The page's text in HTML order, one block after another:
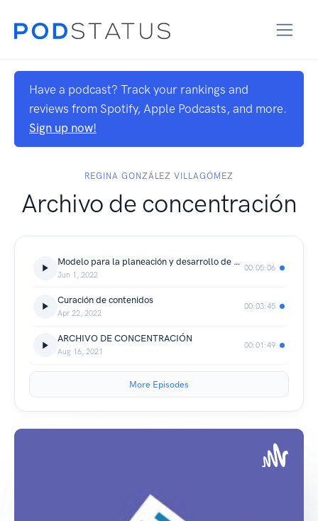
Have a podcast? Track your rankings and
reviews from Spotify, Apple Podcasts, and more.
Sign up now!
REGINA GONZÁLEZ VILLAGÓMEZ
Archivo de concentración
Modelo para la planeación y desarrollo de exposiciones, curaduria de contenidos
Jun 1, 2022
00:05:06
Curación de contenidos
Apr 22, 2022
00:03:45
ARCHIVO DE CONCENTRACIÓN
Aug 16, 2021
00:01:49
More Episodes